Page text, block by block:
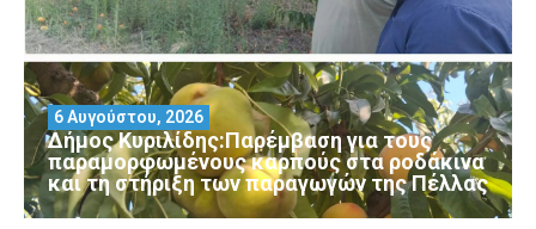
Δήμος Κυριλίδης:Παρέμβαση για τους
παραμορφωμένους καρπούς στα ροδάκινα
και τη στήριξη των παραγωγών της Πέλλας
6 Αυγούστου, 2026